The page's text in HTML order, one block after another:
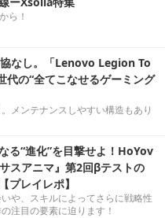
ら！
なし。「Lenovo Legion To
の“全てこなせるゲーミング
メンテナンスしやすい構造もあり
る“進化”を目撃せよ！HoYov
スアニマ』第2回βテストの
プレイレポ】
や、スキルによってさらに戦略性
注目の要素に迫ります！